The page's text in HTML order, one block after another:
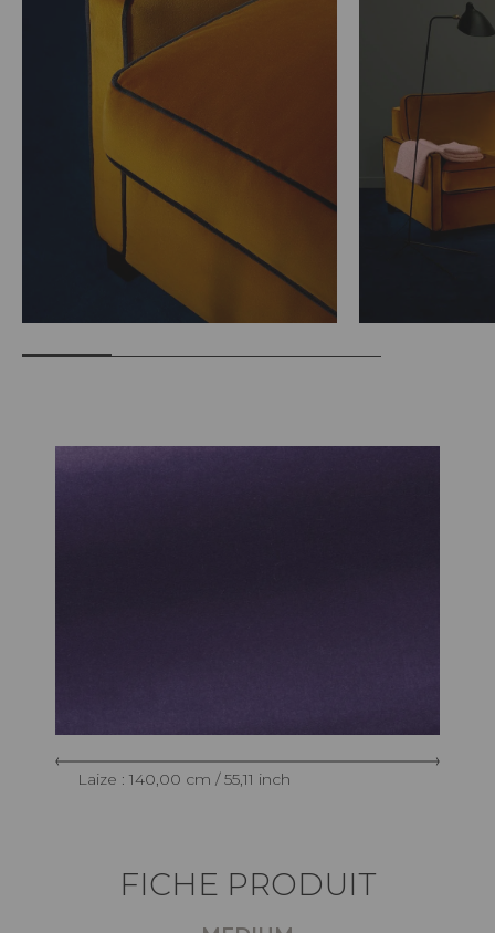
Laize : 140,00 cm / 55,11 inch
FICHE PRODUIT